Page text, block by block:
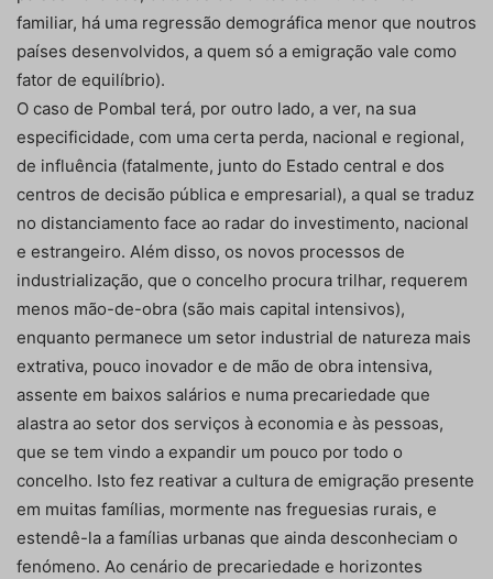
familiar, há uma regressão demográfica menor que noutros
países desenvolvidos, a quem só a emigração vale como
fator de equilíbrio).
O caso de Pombal terá, por outro lado, a ver, na sua
especificidade, com uma certa perda, nacional e regional,
de influência (fatalmente, junto do Estado central e dos
centros de decisão pública e empresarial), a qual se traduz
no distanciamento face ao radar do investimento, nacional
e estrangeiro. Além disso, os novos processos de
industrialização, que o concelho procura trilhar, requerem
menos mão-de-obra (são mais capital intensivos),
enquanto permanece um setor industrial de natureza mais
extrativa, pouco inovador e de mão de obra intensiva,
assente em baixos salários e numa precariedade que
alastra ao setor dos serviços à economia e às pessoas,
que se tem vindo a expandir um pouco por todo o
concelho. Isto fez reativar a cultura de emigração presente
em muitas famílias, mormente nas freguesias rurais, e
estendê-la a famílias urbanas que ainda desconheciam o
fenómeno. Ao cenário de precariedade e horizontes